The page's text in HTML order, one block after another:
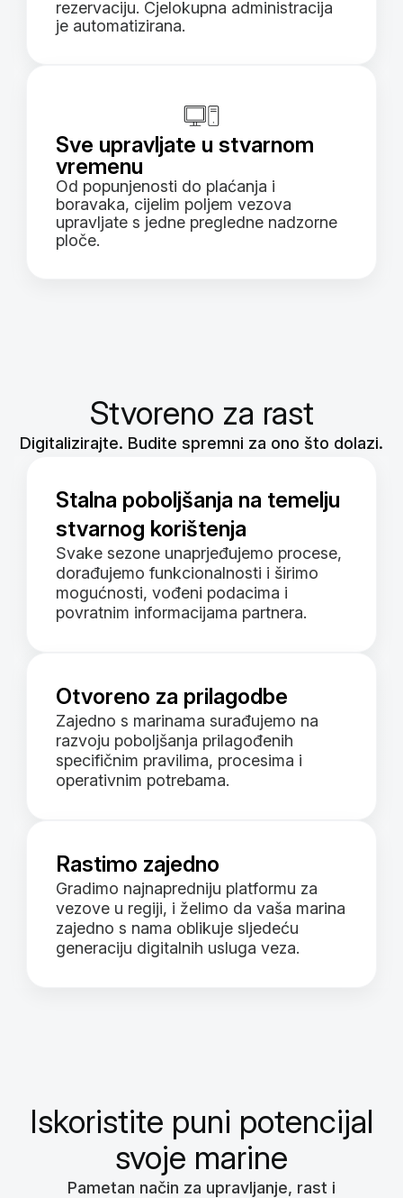
rezervaciju. Cjelokupna administracija
je automatizirana.
Sve upravljate u stvarnom
vremenu
Od popunjenosti do plaćanja i
boravaka, cijelim poljem vezova
upravljate s jedne pregledne nadzorne
ploče.
Stvoreno za rast
Digitalizirajte. Budite spremni za ono što dolazi.
Stalna poboljšanja na temelju
stvarnog korištenja
Svake sezone unaprjeđujemo procese,
dorađujemo funkcionalnosti i širimo
mogućnosti, vođeni podacima i
povratnim informacijama partnera.
Otvoreno za prilagodbe
Zajedno s marinama surađujemo na
razvoju poboljšanja prilagođenih
specifičnim pravilima, procesima i
operativnim potrebama.
Rastimo zajedno
Gradimo najnapredniju platformu za
vezove u regiji, i želimo da vaša marina
zajedno s nama oblikuje sljedeću
generaciju digitalnih usluga veza.
Iskoristite puni potencijal
svoje marine
Pametan način za upravljanje, rast i